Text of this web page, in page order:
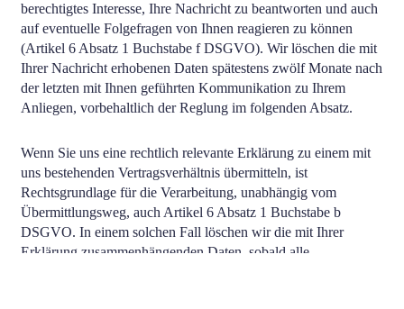
berechtigtes Interesse, Ihre Nachricht zu beantworten und auch
auf eventuelle Folgefragen von Ihnen reagieren zu können
(Artikel 6 Absatz 1 Buchstabe f DSGVO). Wir löschen die mit
Ihrer Nachricht erhobenen Daten spätestens zwölf Monate nach
der letzten mit Ihnen geführten Kommunikation zu Ihrem
Anliegen, vorbehaltlich der Reglung im folgenden Absatz.
Wenn Sie uns eine rechtlich relevante Erklärung zu einem mit
uns bestehenden Vertragsverhältnis übermitteln, ist
Rechtsgrundlage für die Verarbeitung, unabhängig vom
Übermittlungsweg, auch Artikel 6 Absatz 1 Buchstabe b
DSGVO. In einem solchen Fall löschen wir die mit Ihrer
Erklärung zusammenhängenden Daten, sobald alle